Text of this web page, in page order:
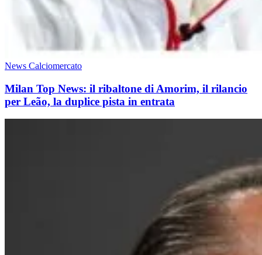
News Calciomercato
Milan Top News: il ribaltone di Amorim, il rilancio
per Leão, la duplice pista in entrata